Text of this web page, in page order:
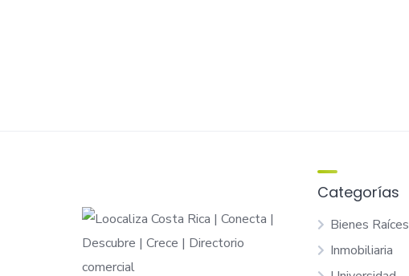
Categorías
Bienes Raíces
Inmobiliaria